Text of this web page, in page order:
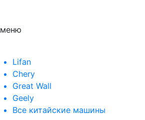
меню
Lifan
Chery
Great Wall
Geely
Все китайские машины